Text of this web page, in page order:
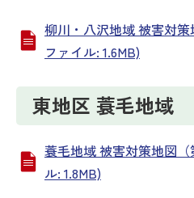
柳川・八沢地域 被害対
ファイル: 1.6MB)
東地区 蓑毛地域
蓑毛地域 被害対策地図
ル: 1.8MB)